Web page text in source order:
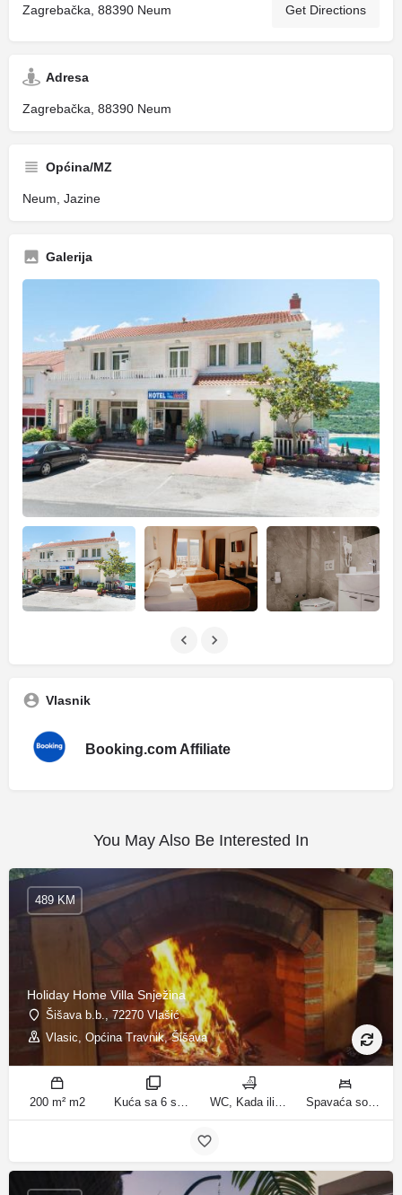
Zagrebačka, 88390 Neum Get Directions
Adresa
Zagrebačka, 88390 Neum
Općina/MZ
Neum, Jazine
Galerija
Vlasnik
Booking.com Affiliate
You May Also Be Interested In
Holiday Home Villa Snježina
Šišava b.b., 72270 Vlašić
Vlasic, Općina Travnik, Šišava
489 KM
200 m² m2